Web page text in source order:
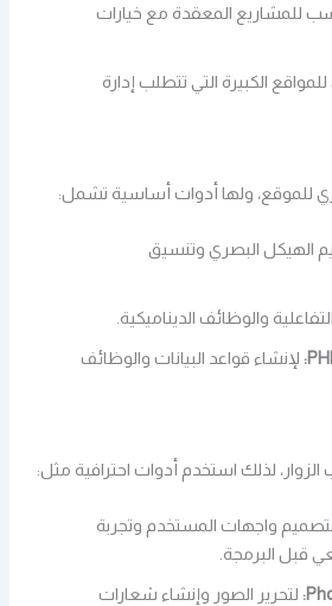
للمشاريع المعقدة مع خيارات
الكبيرة التي تتطلب إدارة
للموقع، ولها أدوات أساسية تشمل:
الهيكل البصري وتنسيق
والوظائف الديناميكية.
لإنشاء قواعد البيانات والوظائف
لذلك استخدم أدوات احترافية مثل:
واجهات المستخدم وتجربة
قبل البرمجة.
لتحرير الصور وإنشاء شعارات